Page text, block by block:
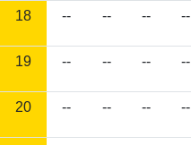
18 -- -- -- --
19 -- -- -- --
20 -- -- -- --